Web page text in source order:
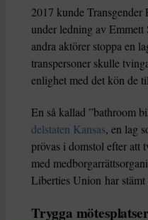
2017 kunde
under ledning av
andra aktörer stoppa en
transpersoner skulle
enlighet med det kön de
En så kallad ”bathroom
delstaten Kansas, en lag
prövas i domstol efter att
med
Liberties Union har stämt
Trygga mötesplatser